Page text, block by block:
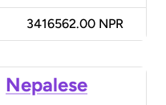
3416562.00 NPR
Nepalese